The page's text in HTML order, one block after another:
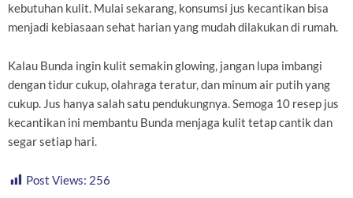
kebutuhan kulit. Mulai sekarang, konsumsi jus kecantikan bisa
menjadi kebiasaan sehat harian yang mudah dilakukan di rumah.
Kalau Bunda ingin kulit semakin glowing, jangan lupa imbangi
dengan tidur cukup, olahraga teratur, dan minum air putih yang
cukup. Jus hanya salah satu pendukungnya. Semoga 10 resep jus
kecantikan ini membantu Bunda menjaga kulit tetap cantik dan
segar setiap hari.
Post Views: 256